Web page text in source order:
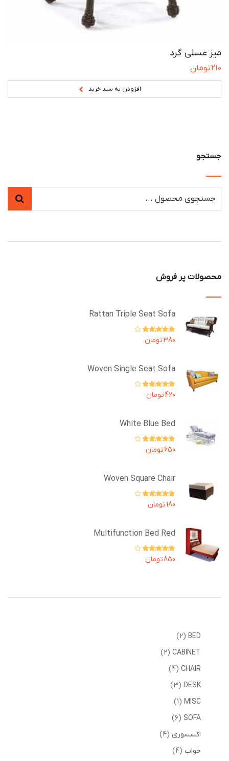
میز عسلی گرد
210تومان
افزودن به سبد خرید
جستجو
محصولات پر فروش
Rattan Triple Seat Sofa
امتیاز5.00 380تومان
Woven Single Seat Sofa
امتیاز4.67 420تومان
White Blue Bed
امتیاز4.00
650تومان
Woven Square Chair
امتیاز 4.00
180تومان
Multifunction Bed Red
امتیاز4.00
850تومان
BED
2
CABINET
2
CHAIR
4
DESK
3
MISC
1
SOFA
6
اکسسوری 4
خواب 4